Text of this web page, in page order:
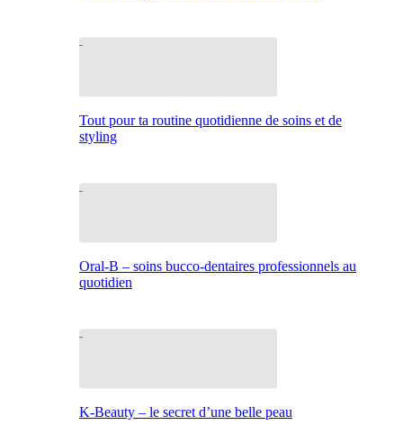
Tout pour ta routine quotidienne de soins et de
styling
Oral-B – soins bucco-dentaires professionnels au
quotidien
K-Beauty – le secret d’une belle peau